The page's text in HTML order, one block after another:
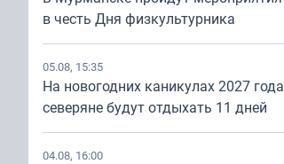
в честь Дня физкультурника
05.08, 15:35
На новогодних каникулах 2027 года
северяне будут отдыхать 11 дней
04.08, 16:00